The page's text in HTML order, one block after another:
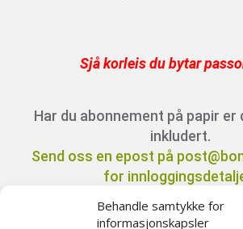
Behandle samtykke for
informasjonskapsler
Sjå korleis du bytar
Har du abonnement på papir er
inkludert.
Send oss en epost på
for